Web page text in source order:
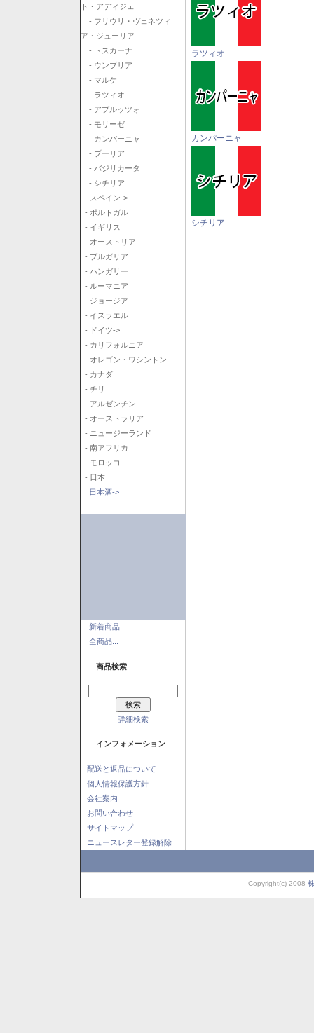
ト・アディジェ
- フリウリ・ヴェネツィ
ア・ジューリア
- トスカーナ
- ウンブリア
- マルケ
- ラツィオ
- アブルッツォ
- モリーゼ
- カンパーニャ
- プーリア
- バジリカータ
- シチリア
- スペイン->
- ポルトガル
- イギリス
- オーストリア
- ブルガリア
- ハンガリー
- ルーマニア
- ジョージア
- イスラエル
- ドイツ->
- カリフォルニア
- オレゴン・ワシントン
- カナダ
- チリ
- アルゼンチン
- オーストラリア
- ニュージーランド
- 南アフリカ
- モロッコ
- 日本
日本酒->
新着商品...
全商品...
商品検索
詳細検索
インフォメーション
配送と返品について
個人情報保護方針
会社案内
お問い合わせ
サイトマップ
ニュースレター登録解除
ラツィオ
カンパーニャ
シチリア
Copyright(c) 2008